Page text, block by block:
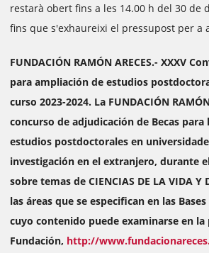
restarà obert fins a les 14.00 h del 30 de
fins que s'exhaureixi el pressupost per a
FUNDACIÓN RAMÓN ARECES.- XXXV
para ampliación de estudios
curso 2023-2024. La FUNDACIÓN
concurso de adjudicación de Becas
estudios postdoctorales en
investigación en el extranjero, durante
sobre temas de CIENCIAS DE LA VIDA Y
las áreas que se especifican en las
cuyo contenido puede examinarse en la
Fundación, http://